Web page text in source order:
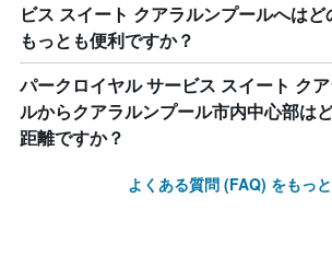
ビス スイート クアラルンプールへは
もっとも便利ですか？
パークロイヤル サービス スイート ク
ルからクアラルンプール市内中心部は
距離ですか？
よくある質問 (FAQ) をもっ